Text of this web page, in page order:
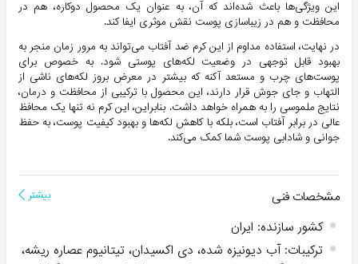
این ویژگی‌ها باعث شده‌اند که آن، به عنوان یک محصول دوکاره، هم در
محافظت و هم در زیباسازی پوست نقش موثری ایفا کند.
در نهایت، استفاده مداوم از این کرم ضد آفتاب می‌تواند به مرور زمان منجر به
بهبود قابل توجهی در وضعیت لکه‌های پوستی شود. به خصوص برای
پوست‌های چرب و مستعد آکنه که بیشتر در معرض بروز لکه‌های ناشی از
التهاب و جای جوش قرار دارند، این محصول با ترکیبی از محافظت و درمان،
نتایج ملموسی را به همراه خواهد داشت. بنابراین، این کرم نه تنها یک محافظ
عالی در برابر آفتاب است، بلکه با کاهش لکه‌ها و بهبود کیفیت پوست، به حفظ
جوانی و شادابی پوست شما کمک می‌کند.
مشخصات فنی بیشتر
کشور سازنده: ایران
ترکیبات:آب دیونیزه شده، دی اکسیدان، تیتانیوم عصاره ریشه،